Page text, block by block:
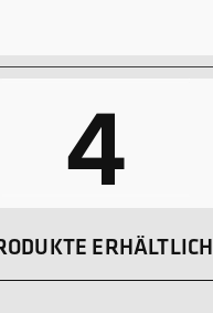
4
ERHÄLTLICH